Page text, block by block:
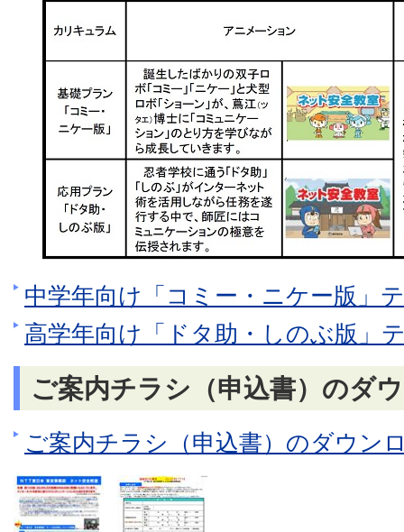
中学年向け「コミー・ニケー版」
高学年向け「ドタ助・しのぶ版」
ご案内チラシ（申込書）のダ
ご案内チラシ（申込書）のダウン